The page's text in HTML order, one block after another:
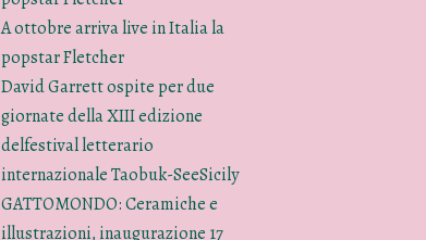
A ottobre arriva live in Italia la
popstar Fletcher
David Garrett ospite per due
giornate della XIII edizione
delfestival letterario
internazionale Taobuk-SeeSicily
GATTOMONDO: Ceramiche e
illustrazioni, inaugurazione 17